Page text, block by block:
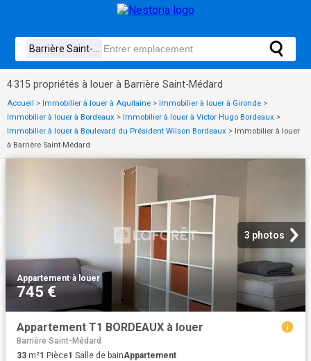
4 315 propriétés à louer à Barrière Saint-Médard
Accueil > Immobilier à louer à Aquitaine > Immobilier à louer à Gironde >
Immobilier à louer à Bordeaux > Immobilier à louer à Victor Hugo Bordeaux >
Immobilier à louer à Boulevard du Président Wilson Bordeaux > Immobilier à louer
à Barrière Saint-Médard
3 photos
Appartement·à louer
745 €
Appartement T1 BORDEAUX à louer
Barrière Saint-Médard
33 m²1 Pièce1 Salle de bainAppartement